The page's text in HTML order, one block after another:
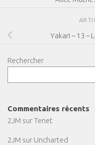
Yakari – 13 –
Rechercher
Commentaires récents
2JM surTenet
2JM sur Uncharted